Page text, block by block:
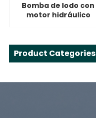
Bomba de lodo con
motor hidráulico
BW-450 para disco
toneladas
Product Categories